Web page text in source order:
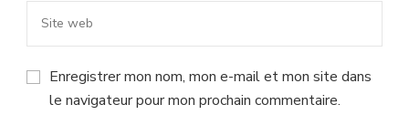
Enregistrer mon nom, mon e-mail et mon site dans
le navigateur pour mon prochain commentaire.